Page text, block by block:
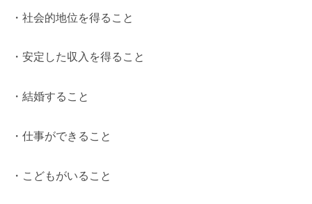
・社会的地位を得ること
・安定した収入を得ること
・結婚すること
・仕事ができること
・こどもがいること